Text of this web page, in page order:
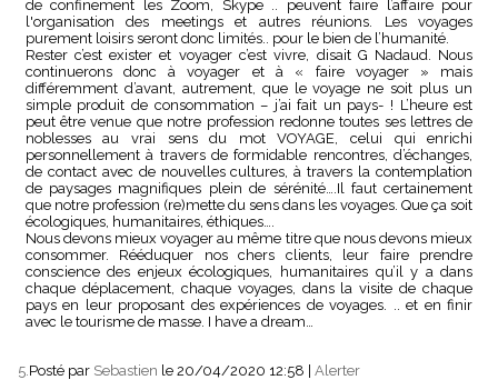
de confinement les Zoom, Skype .. peuvent faire l’affaire pour
l'organisation des meetings et autres réunions. Les voyages
purement loisirs seront donc limités.. pour le bien de l’humanité.
Rester c’est exister et voyager c’est vivre, disait G Nadaud. Nous
continuerons donc à voyager et à « faire voyager » mais
différemment d’avant, autrement, que le voyage ne soit plus un
simple produit de consommation – j’ai fait un pays- ! L’heure est
peut être venue que notre profession redonne toutes ses lettres de
noblesses au vrai sens du mot VOYAGE, celui qui enrichi
personnellement à travers de formidable rencontres, d’échanges,
de contact avec de nouvelles cultures, à travers la contemplation
de paysages magnifiques plein de sérénité….Il faut certainement
que notre profession (re)mette du sens dans les voyages. Que ça soit
écologiques, humanitaires, éthiques….
Nous devons mieux voyager au même titre que nous devons mieux
consommer. Rééduquer nos chers clients, leur faire prendre
conscience des enjeux écologiques, humanitaires qu’il y a dans
chaque déplacement, chaque voyages, dans la visite de chaque
pays en leur proposant des expériences de voyages. .. et en finir
avec le tourisme de masse. I have a dream…
5. Posté par Sebastien le 20/04/2020 12:58
Alerter